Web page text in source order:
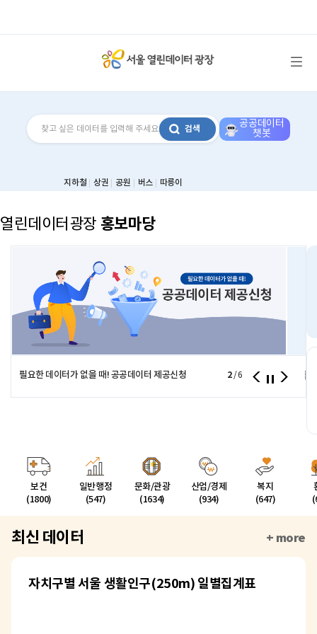
메뉴 열기
검색
지하철 상권 공원 버스 따릉이
공공데이터
챗봇
열린데이터광장 홍보마당
필요한 데이터가 없을 때! 공공데이터 제공신청 서
2 /6
보건
(1800)
일반행정
(547)
문화/관광
(1634)
산업/경제
(934)
복지
(647)
최신 데이터 + more
자치구별 서울 생활인구(250m) 일별집계표